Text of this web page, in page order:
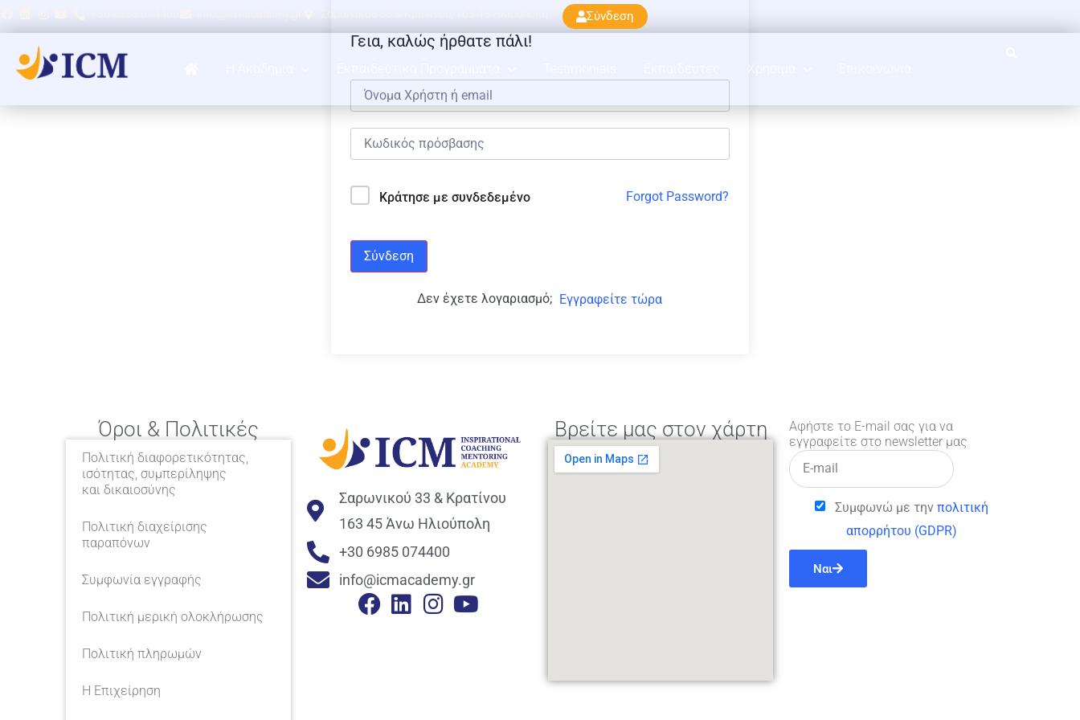
Σύνδεση
Χρήσιμα
Γεια, καλώς ήρθατε πάλι!
Κράτησε με συνδεδεμένο Forgot Password?
Σύνδεση
Δεν έχετε λογαριασμό; Εγγραφείτε τώρα
Όροι & Πολιτικές
Πολιτική διαφορετικότητας,
ισότητας, συμπερίληψης
και δικαιοσύνης
Πολιτική διαχείρισης
παραπόνων
Συμφωνία εγγραφής
Πολιτική μερική ολοκλήρωσης
Πολιτική πληρωμών
Η Επιχείρηση
Σαρωνικού 33 & Κρατίνου
163 45 Άνω Ηλιούπολη
+30 6985 074400
info@icmacademy.gr
Βρείτε μας στον χάρτη
Αφήστε το E-mail σας για να
εγγραφείτε στο newsletter μας
Συμφωνώ με την πολιτική
απορρήτου (GDPR)
Ναι